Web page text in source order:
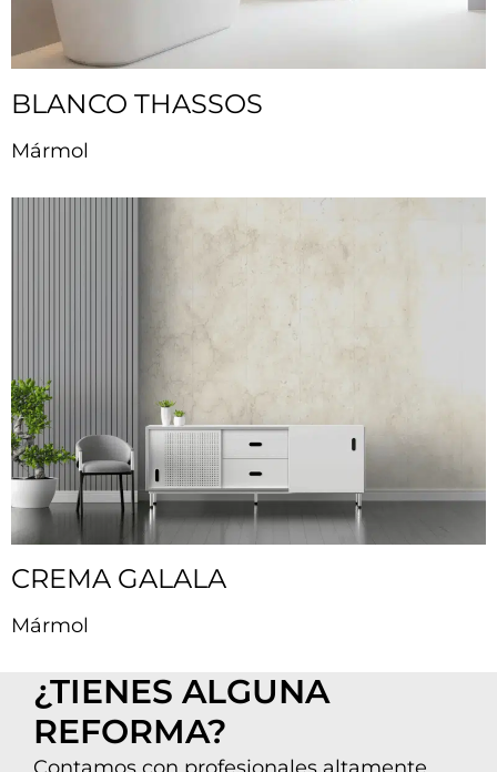
BLANCO THASSOS
Mármol
CREMA GALALA
Mármol
¿TIENES ALGUNA
REFORMA?